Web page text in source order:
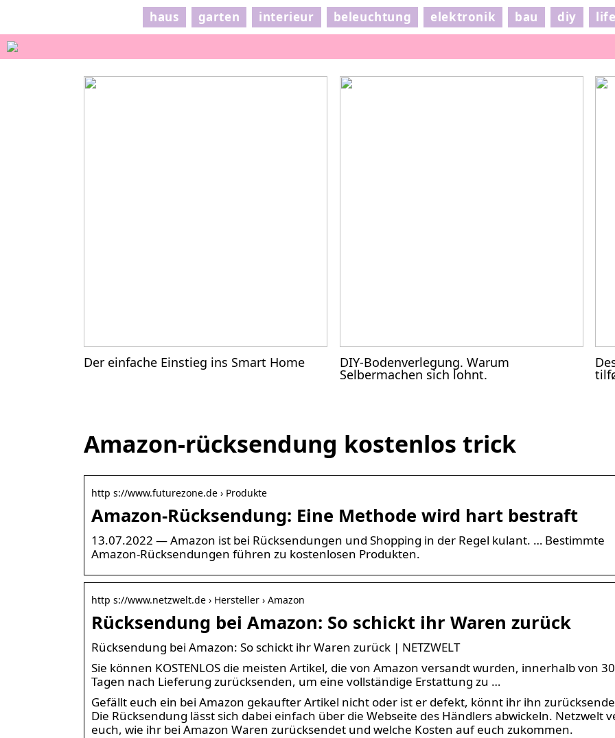
haus garten interieur beleuchtung elektronik bau diy
Der einfache Einstieg ins Smart Home DIY-Bodenverlegung. Warum
Selbermachen sich lohnt.
Amazon-rücksendung kostenlos trick
http s://www.futurezone.de › Produkte
Amazon-Rücksendung: Eine Methode wird hart bestraft
13.07.2022 — Amazon ist bei Rücksendungen und Shopping in der Regel kulant. … Bestimmte
Amazon-Rücksendungen führen zu kostenlosen Produkten.
http s://www.netzwelt.de › Hersteller › Amazon
Rücksendung bei Amazon: So schickt ihr Waren zurück
Rücksendung bei Amazon: So schickt ihr Waren zurück | NETZWELT
Sie können KOSTENLOS die meisten Artikel, die von Amazon versandt wurden, innerhalb von 30
Tagen nach Lieferung zurücksenden, um eine vollständige Erstattung zu …
Gefällt euch ein bei Amazon gekaufter Artikel nicht oder ist er defekt, könnt ihr ihn
Die Rücksendung lässt sich dabei einfach über die Webseite des Händlers abwickeln. Netzwelt
euch, wie ihr bei Amazon Waren zurücksendet und welche Kosten auf euch zukommen.